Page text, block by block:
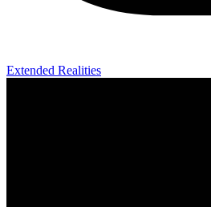
Extended Realities